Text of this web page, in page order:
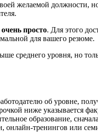
желаемой должности,
просто. Для этого
для вашего резюме.
среднего уровня, но
об уровне,
ниже указывается
образование,
тренингов или